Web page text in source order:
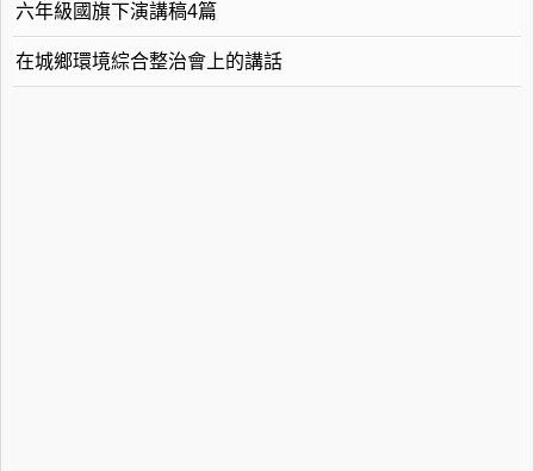
六年級國旗下演講稿4篇
在城鄉環境綜合整治會上的講話